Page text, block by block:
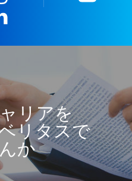
リアを
リタスで
か